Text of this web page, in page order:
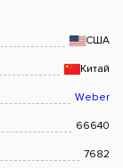
США
Китай
Weber
66640
7682